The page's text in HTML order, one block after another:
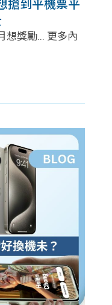
搶到平機票平
想獎勵... 更多內